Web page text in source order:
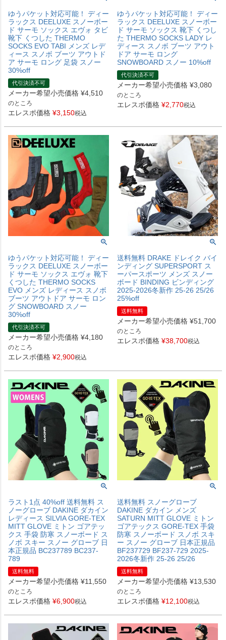
ゆうパケット対応可能！ ディー
ラックス DEELUXE スノーボー
ド サーモ ソックス エヴォ タビ
靴下 くつした THERMO
SOCKS EVO TABI メンズ レデ
ィース スノボ ブーツ アウトド
ア サーモ ロング 足袋 スノー
30%off
代引決済不可
メーカー希望小売価格 ¥4,510
のところ
エレスポ価格 ¥3,150税込
ゆうパケット対応可能！ ディー
ラックス DEELUXE スノーボー
ド サーモ ソックス 靴下 くつし
た THERMO SOCKS LADY レ
ディース スノボ ブーツ アウト
ドア サーモ ロング
SNOWBOARD スノー 10%off
代引決済不可
メーカー希望小売価格 ¥3,080
のところ
エレスポ価格 ¥2,770税込
ゆうパケット対応可能！ ディー
ラックス DEELUXE スノーボー
ド サーモ ソックス エヴォ 靴下
くつした THERMO SOCKS
EVO メンズ レディース スノボ
ブーツ アウトドア サーモ ロン
グ SNOWBOARD スノー
30%off
代引決済不可
メーカー希望小売価格 ¥4,180
のところ
エレスポ価格 ¥2,900税込
送料無料 DRAKE ドレイク バイ
ンディング SUPERSPORT ス
ーパースポーツ メンズ スノー
ボード BINDING ビンディング
2025-2026冬新作 25-26 25/26
25%off
送料無料
メーカー希望小売価格 ¥51,700
のところ
エレスポ価格 ¥38,700税込
ラスト1点 40%off 送料無料 ス
ノーグローブ DAKINE ダカイン
レディース SILVIA GORE-TEX
MITT GLOVE ミトン ゴアテッ
クス 手袋 防寒 スノーボード ス
ノボ スキー スノー グローブ 日
本正規品 BC237789 BC237-
789
送料無料
メーカー希望小売価格 ¥11,550
のところ
エレスポ価格 ¥6,900税込
送料無料 スノーグローブ
DAKINE ダカイン メンズ
SATURN MITT GLOVE ミトン
ゴアテックス GORE-TEX 手袋
防寒 スノーボード スノボ スキ
ー スノー グローブ 日本正規品
BF237729 BF237-729 2025-
2026冬新作 25-26 25/26
送料無料
メーカー希望小売価格 ¥13,530
のところ
エレスポ価格 ¥12,100税込